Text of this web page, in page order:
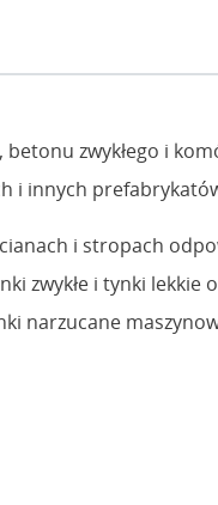
zwykłego i
i innych
i stropach
zwykłe i tynki lekkie
narzucane